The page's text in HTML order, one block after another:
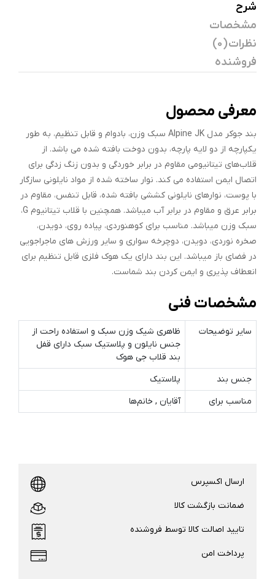
شرح
مشخصات
نظرات (0)
فروشنده
معرفی محصول
بند جوکر مدل Alpine JK سبک وزن، بادوام و قابل تنظیم، به طور
یکپارچه از دو لایه پارچه، بدون دوخت بافته شده می باشد. از
قلاب‌های تیتانیومی مقاوم در برابر خوردگی و بدون زنگ زدگی برای
اتصال ایمن استفاده می کند. نوار ساخته شده از مواد نایلونی سازگار
با پوست، نوارهای نایلونی کششی بافته شده، قابل تنفس، مقاوم در
برابر عرق و مقاوم در برابر آب میباشد. همچنین با قلاب تیتانیوم G،
سبک وزن میباشد. مناسب برای کوهنوردی، پیاده روی، دویدن،
صخره نوردی، دویدن، دوچرخه سواری و سایر ورزش های ماجراجویی
در فضای باز میباشد. این بند دارای یک هوک فلزی قابل تنظیم برای
انعطاف پذیری و ایمن کردن بند شماست.
مشخصات فنی
سایر توضیحات
ظاهری شیک وزن سبک و استفاده راحت از
جنس نایلون و پلاستیک سبک دارای قفل
بند قلاب جی هوک
جنس بند
پلاستیک
مناسب برای
آقایان , خانم‌ها
ارسال اکسپرس
ضمانت بازگشت کالا
تایید اصالت کالا توسط فروشنده
پرداخت امن